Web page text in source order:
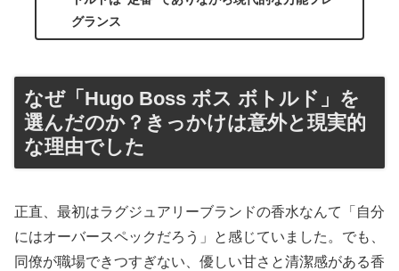
グランス
なぜ「Hugo Boss ボス ボトルド」を
選んだのか？きっかけは意外と現実的
な理由でした
正直、最初はラグジュアリーブランドの香水なんて「自分
にはオーバースペックだろう」と感じていました。でも、
同僚が職場できつすぎない、優しい甘さと清潔感がある香